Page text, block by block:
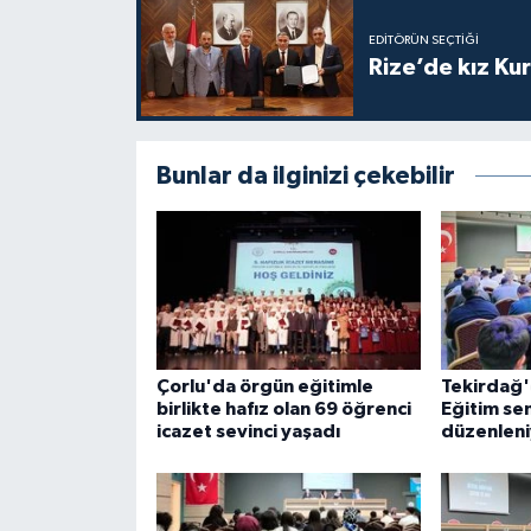
EDITÖRÜN SEÇTIĞI
Rize’de kız
Bunlar da ilginizi çekebilir
Çorlu'da örgün eğitimle
birlikte hafız olan 69 öğrenci
icazet sevinci yaşadı
Eğitim
Diyarbakır Müftülüğü
Düzce Müftülüğü
Elazığ Müftülüğü
Erzincan Müftülüğü
Erzurum Müftülüğü
Eskişehir Müftülüğü
Gaziantep Müftülüğü
Giresun Müftülüğü
İhtida Haberleri